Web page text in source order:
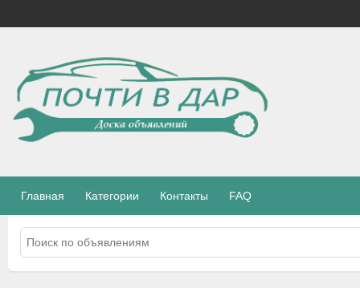
Главная Категории Контакты FAQ